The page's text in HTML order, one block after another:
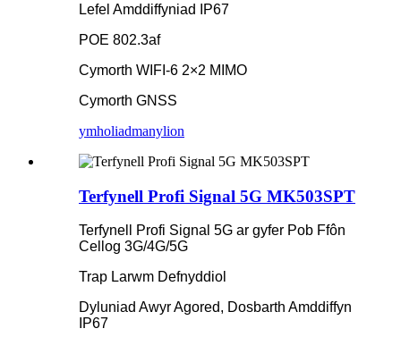
Lefel Amddiffyniad IP67
POE 802.3af
Cymorth WIFI-6 2×2 MIMO
Cymorth GNSS
ymholiadmanylion
Terfynell Profi Signal 5G MK503SPT
Terfynell Profi Signal 5G ar gyfer Pob Ffôn
Cellog 3G/4G/5G
Trap Larwm Defnyddiol
Dyluniad Awyr Agored, Dosbarth Amddiffyn
IP67